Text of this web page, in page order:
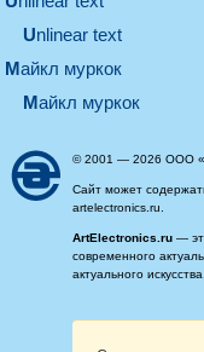
Unlinear text
майкл муркок
майкл муркок
© 2001 — 2026 ООО
Сайт может
artelectronics.ru.
ArtElectronics.ru —
современного
актуального